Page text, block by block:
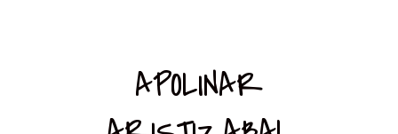
APOLINAR